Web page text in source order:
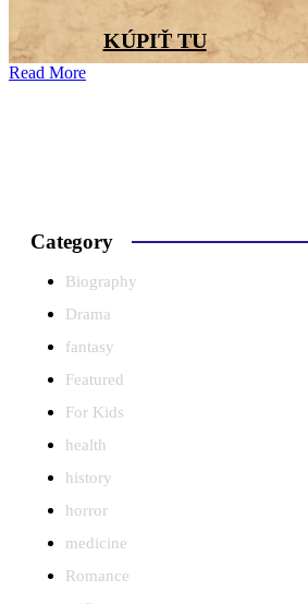
KÚPIŤ TU
Read More
Category
Biography
Drama
fantasy
Featured
For Kids
health
history
horror
medicine
Romance